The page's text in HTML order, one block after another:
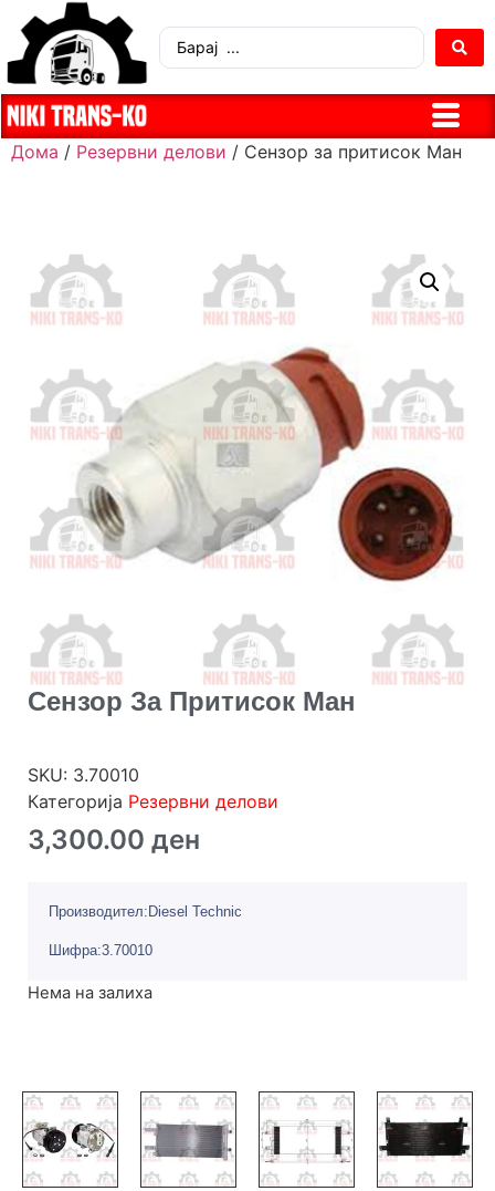
Дома / Резервни делови / Сензор за притисок Ман
Сензор За Притисок Ман
SKU: 3.70010
Категорија Резервни делови
3,300.00 ден
Производител:Diesel Technic
Шифра:3.70010
Нема на залиха